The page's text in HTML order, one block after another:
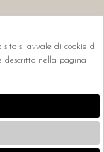
si avvale di cookie di
descritto nella pagina